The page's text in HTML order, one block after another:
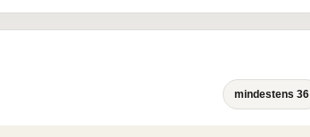
mindestens 36